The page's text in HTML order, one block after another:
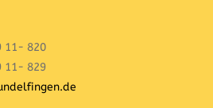
11- 820
11- 829